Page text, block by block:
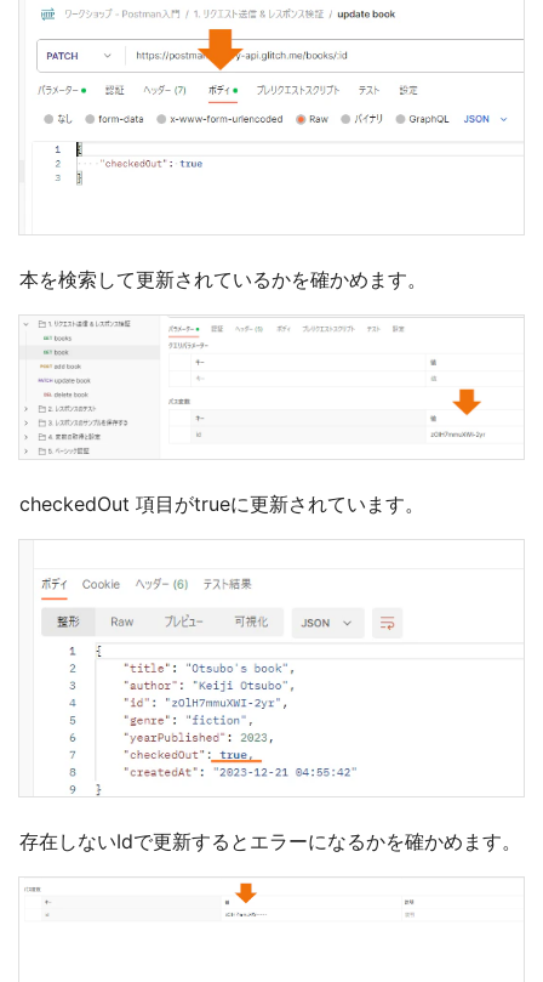
本を検索して更新されているかを確かめます。
checkedOut 項目がtrueに更新されています。
存在しないIdで更新するとエラーになるかを確かめます。